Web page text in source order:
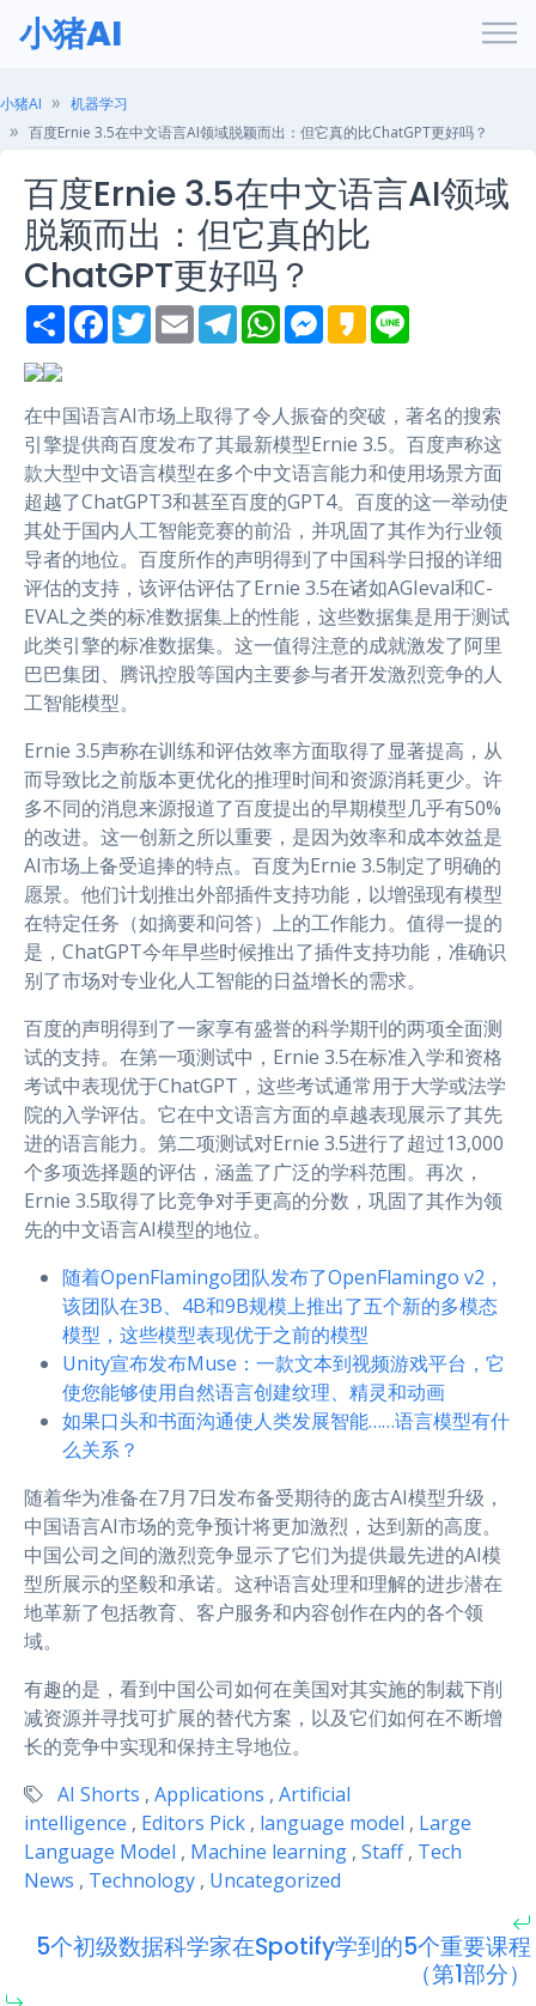
小猪AI
小猪AI
机器学习
百度Ernie 3.5在中文语言AI领域脱颖而出：但它真的比ChatGPT更好吗？
百度Ernie 3.5在中文语言AI领域
脱颖而出：但它真的比
ChatGPT更好吗？
S
h
F
a
o
o
k
T
w
e
r
E
m
T
e
r
a
m
W
h
A
p
p
M
e
n
g
e
r
K
a
在中国语言AI市场上取得了令人振奋的突破，著名的搜索
引擎提供商百度发布了其最新模型Ernie 3.5。百度声称这
款大型中文语言模型在多个中文语言能力和使用场景方面
超越了ChatGPT3和甚至百度的GPT4。百度的这一举动使
其处于国内人工智能竞赛的前沿，并巩固了其作为行业领
导者的地位。百度所作的声明得到了中国科学日报的详细
评估的支持，该评估评估了Ernie 3.5在诸如AGIeval和C-
EVAL之类的标准数据集上的性能，这些数据集是用于测试
此类引擎的标准数据集。这一值得注意的成就激发了阿里
巴巴集团、腾讯控股等国内主要参与者开发激烈竞争的人
工智能模型。
Ernie 3.5声称在训练和评估效率方面取得了显著提高，从
而导致比之前版本更优化的推理时间和资源消耗更少。许
多不同的消息来源报道了百度提出的早期模型几乎有50%
的改进。这一创新之所以重要，是因为效率和成本效益是
AI市场上备受追捧的特点。百度为Ernie 3.5制定了明确的
愿景。他们计划推出外部插件支持功能，以增强现有模型
在特定任务（如摘要和问答）上的工作能力。值得一提的
是，ChatGPT今年早些时候推出了插件支持功能，准确识
别了市场对专业化人工智能的日益增长的需求。
百度的声明得到了一家享有盛誉的科学期刊的两项全面测
试的支持。在第一项测试中，Ernie 3.5在标准入学和资格
考试中表现优于ChatGPT，这些考试通常用于大学或法学
院的入学评估。它在中文语言方面的卓越表现展示了其先
进的语言能力。第二项测试对Ernie 3.5进行了超过13,000
个多项选择题的评估，涵盖了广泛的学科范围。再次，
Ernie 3.5取得了比竞争对手更高的分数，巩固了其作为领
先的中文语言AI模型的地位。
随着OpenFlamingo团队发布了OpenFlamingo v2，
该团队在3B、4B和9B规模上推出了五个新的多模态
模型，这些模型表现优于之前的模型
Unity宣布发布Muse：一款文本到视频游戏平台，它
使您能够使用自然语言创建纹理、精灵和动画
如果口头和书面沟通使人类发展智能……语言模型有什
么关系？
随着华为准备在7月7日发布备受期待的庞古AI模型升级，
中国语言AI市场的竞争预计将更加激烈，达到新的高度。
中国公司之间的激烈竞争显示了它们为提供最先进的AI模
型所展示的坚毅和承诺。这种语言处理和理解的进步潜在
地革新了包括教育、客户服务和内容创作在内的各个领
域。
有趣的是，看到中国公司如何在美国对其实施的制裁下削
减资源并寻找可扩展的替代方案，以及它们如何在不断增
长的竞争中实现和保持主导地位。
AI Shorts , Applications , Artificial
intelligence , Editors Pick , language model , Large
Language Model , Machine learning , Staff , Tech
News , Technology , Uncategorized
5个初级数据科学家在Spotify学到的5个重要课程
（第1部分）